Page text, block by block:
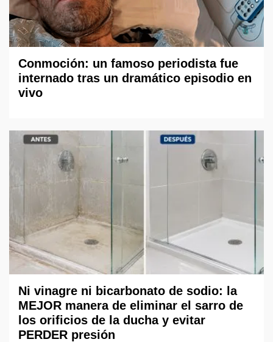
Conmoción: un famoso periodista fue
internado tras un dramático episodio en
vivo
Ni vinagre ni bicarbonato de sodio: la
MEJOR manera de eliminar el sarro de
los orificios de la ducha y evitar
PERDER presión